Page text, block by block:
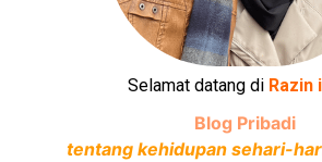
Selamat datang di Razin
Blog Pribadi
tentang kehidupan sehari-